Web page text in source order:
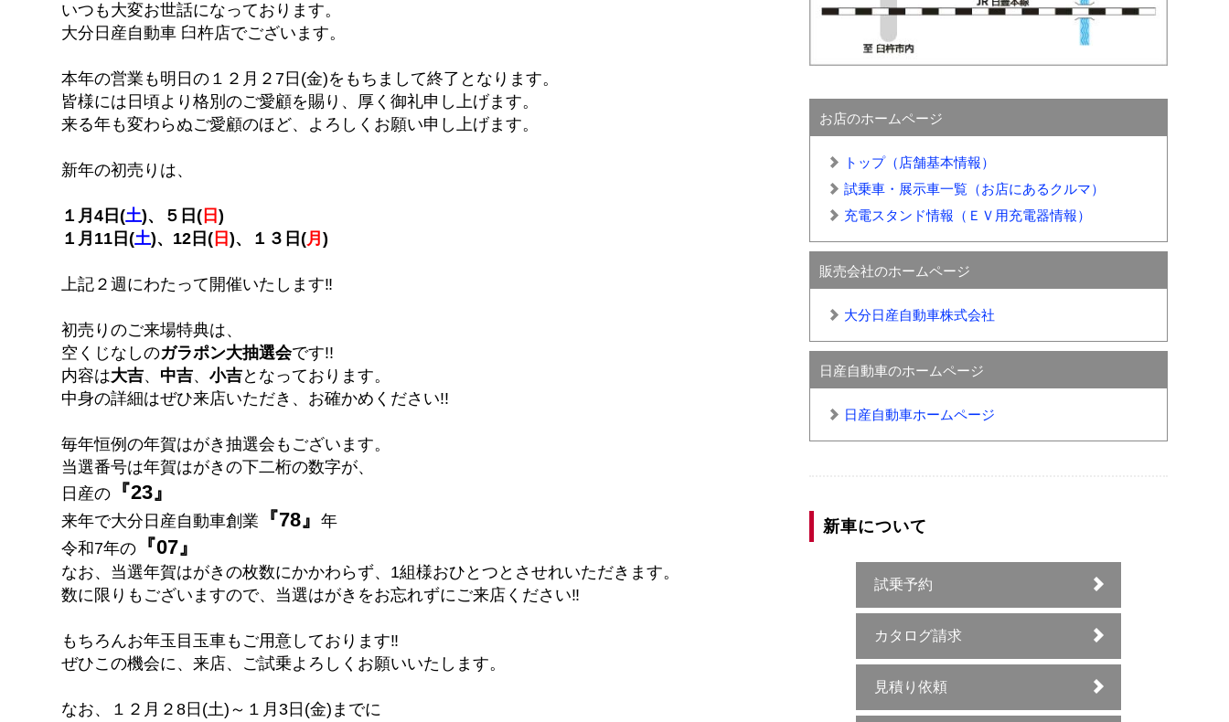
いつも大変お世話になっております。
大分日産自動車 臼杵店でございます。
本年の営業も明日の１２月２7日(金)をもちまして終了となります。
皆様には日頃より格別のご愛顧を賜り、厚く御礼申し上げます。
来る年も変わらぬご愛顧のほど、よろしくお願い申し上げます。
新年の初売りは、
１月4日(土)、５日( 日 )
１月11日(土)、12日( 日 )、１３日(月 )
上記２週にわたって開催いたします‼︎
初売りのご来場特典は、
空くじなしのガラポン大抽選会です!!
内容は大吉、 中吉、 小吉となっております。
中身の詳細はぜひ来店いただき、お確かめください!!
毎年恒例の年賀はがき抽選会もございます。
当選番号は年賀はがきの下二桁の数字が、
日産の
『23』
来年で大分日産自動車創業 『78』 年
令和7年の
『07』
なお、当選年賀はがきの枚数にかかわらず、1組様おひとつとさせれいただきます。
数に限りもございますので、当選はがきをお忘れずにご来店ください‼︎
もちろんお年玉目玉車もご用意しております‼︎
ぜひこの機会に、来店、ご試乗よろしくお願いいたします。
なお、１２月２8日(土)～１月3日(金)までに
お店のホームページ
トップ（店舗基本情報）
試乗車・展示車一覧（お店にあるクルマ）
充電スタンド情報（ＥＶ用充電器情報）
販売会社のホームページ
大分日産自動車株式会社
日産自動車のホームページ
日産自動車ホームページ
新車について
試乗予約
カタログ請求
見積り依頼